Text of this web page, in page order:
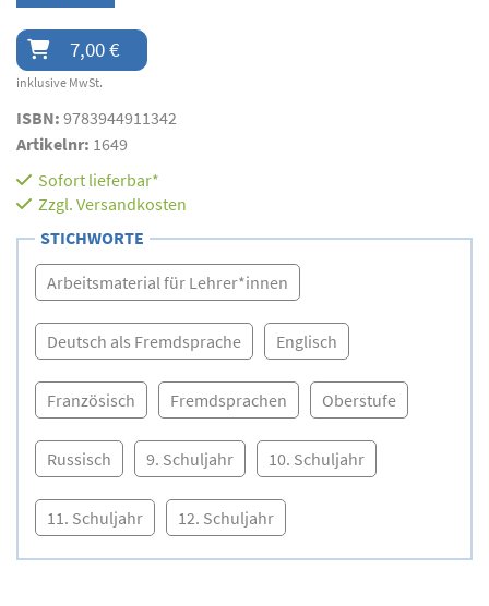
7,00 €
inklusive MwSt.
ISBN: 9783944911342
Artikelnr: 1649
Sofort lieferbar*
Zzgl. Versandkosten
STICHWORTE
Arbeitsmaterial für Lehrer*innen
Deutsch als Fremdsprache Englisch
Französisch Fremdsprachen Oberstufe
Russisch 9. Schuljahr 10. Schuljahr
11. Schuljahr 12. Schuljahr